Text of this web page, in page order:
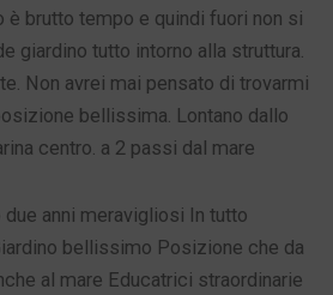
è brutto tempo e quindi fuori non si
giardino tutto intorno alla struttura.
Non avrei mai pensato di trovarmi
bellissima. Lontano dallo
centro. a 2 passi dal mare
anni meravigliosi In tutto
bellissimo Posizione che da
al mare Educatrici straordinarie